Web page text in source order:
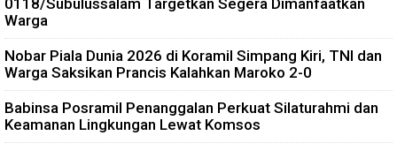
0118/Subulussalam Targetkan Segera Dimanfaatkan
Warga
Nobar Piala Dunia 2026 di Koramil Simpang Kiri, TNI dan
Warga Saksikan Prancis Kalahkan Maroko 2-0
Babinsa Posramil Penanggalan Perkuat Silaturahmi dan
Keamanan Lingkungan Lewat Komsos